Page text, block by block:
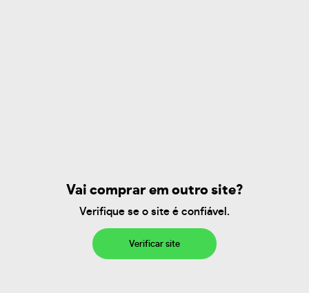
Vai comprar em outro site?
Verifique se o site é confiável.
Verificar site